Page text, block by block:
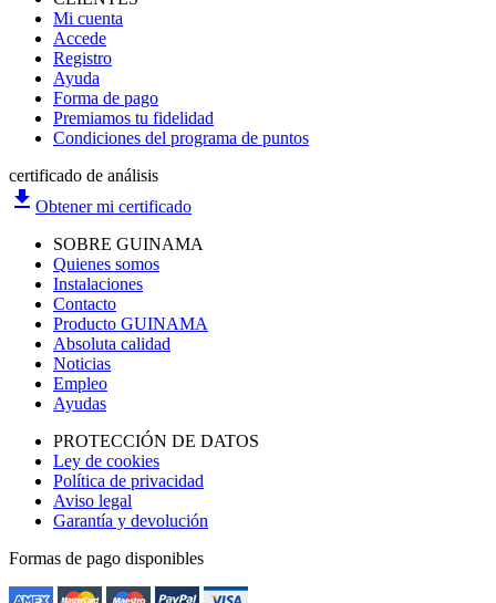
Mi cuenta
Accede
Registro
Ayuda
Forma de pago
Premiamos tu fidelidad
Condiciones del programa de puntos
certificado de análisis
file_download Obtener mi certificado
SOBRE GUINAMA
Quienes somos
Instalaciones
Contacto
Producto GUINAMA
Absoluta calidad
Noticias
Empleo
Ayudas
PROTECCIÓN DE DATOS
Ley de cookies
Política de privacidad
Aviso legal
Garantía y devolución
Formas de pago disponibles